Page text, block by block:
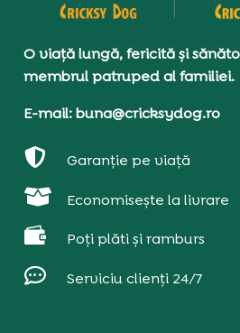
O viață lungă, fericită și
membrul patruped al familiei.
E-mail: buna@cricksydog.ro
 Garanție pe viață
 Economisește la livrare
 Poți plăti și ramburs
 Serviciu clienți 24/7